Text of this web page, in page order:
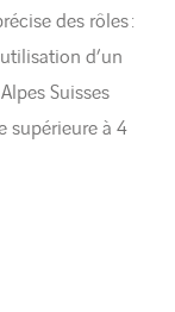
des rôles :
d’un
Suisses
supérieure à 4